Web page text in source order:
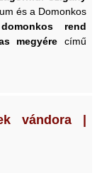
és a Domonkos
rend
megyére című
vándora |